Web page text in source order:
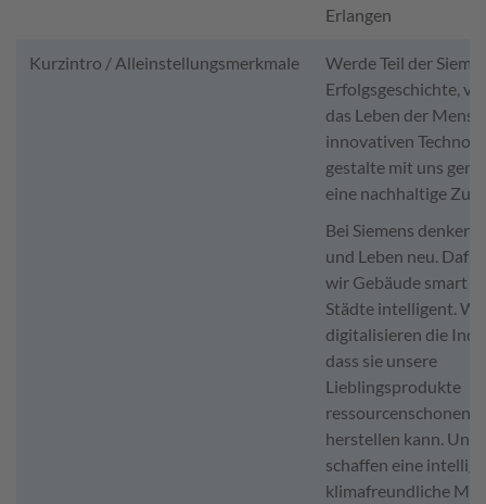
Erlangen
Kurzintro / Alleinstellungsmerkmale
Werde Teil der
Erfolgsgeschichte,
das Leben der
innovativen
gestalte mit uns
eine nachhaltige
Bei Siemens denken
und Leben neu.
wir Gebäude smart
Städte intelligent.
digitalisieren die
dass sie unsere
Lieblingsprodukte
herstellen kann. Und
schaffen eine
klimafreundliche